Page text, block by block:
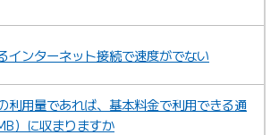
インターネット接続で速度がでない
利用量であれば、基本料金で利用できる通
）に収まりますか